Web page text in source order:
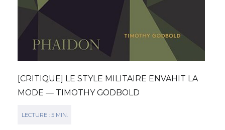
[CRITIQUE] LE STYLE MILITAIRE ENVAHIT LA
MODE — TIMOTHY GODBOLD